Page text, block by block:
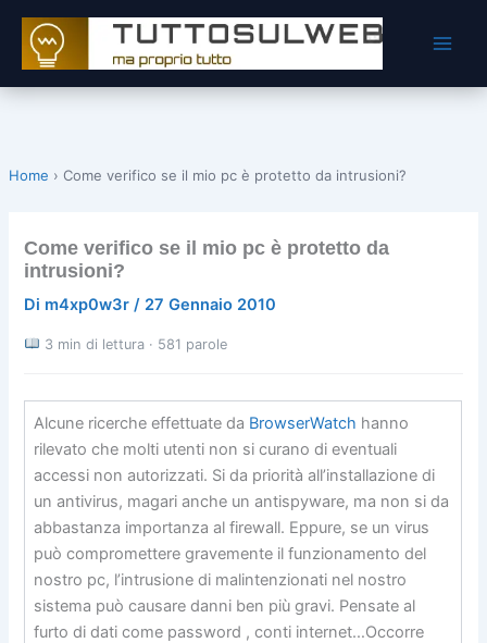
contenuto
Home › Come verifico se il mio pc è protetto da intrusioni?
Come verifico se il mio pc è protetto da
intrusioni?
Di m4xp0w3r/ 27 Gennaio 2010
3 min di lettura · 581 parole
Alcune ricerche effettuate da BrowserWatch hanno
rilevato che molti utenti non si curano di eventuali
accessi non autorizzati. Si da priorità all’installazione di
un antivirus, magari anche un antispyware, ma non si da
abbastanza importanza al firewall. Eppure, se un virus
può compromettere gravemente il funzionamento del
nostro pc, l’intrusione di malintenzionati nel nostro
sistema può causare danni ben più gravi. Pensate al
furto di dati come password , conti internet…Occorre